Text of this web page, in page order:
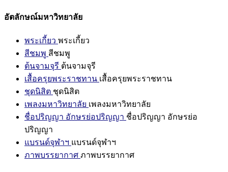
อัตลักษณ์มหาวิทยาลัย
พระเกี้ยว พระเกี้ยว
สีชมพู สีชมพู
ต้นจามจุรี ต้นจามจุรี
เสื้อครุยพระราชทาน เสื้อครุยพระราชทาน
ชุดนิสิต ชุดนิสิต
เพลงมหาวิทยาลัย เพลงมหาวิทยาลัย
ชื่อปริญญา อักษรย่อปริญญา ชื่อปริญญา อักษรย่อ
ปริญญา
แบรนด์จุฬาฯ แบรนด์จุฬาฯ
ภาพบรรยากาศ ภาพบรรยากาศ